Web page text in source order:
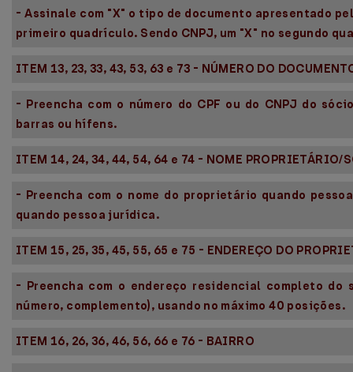
- Assinale com "X" o tipo de documento apresentado
primeiro quadrículo. Sendo CNPJ, um "X" no segundo
ITEM 13, 23, 33, 43, 53, 63 e 73 - NÚMERO DO
- Preencha com o número do CPF ou do CNPJ do
barras ou hífens.
ITEM 14, 24, 34, 44, 54, 64 e 74 - NOME PROPRIETÁRIO/
- Preencha com o nome do proprietário quando
quando pessoa jurídica.
ITEM 15, 25, 35, 45, 55, 65 e 75 - ENDEREÇO DO
- Preencha com o endereço residencial completo do
número, complemento), usando no máximo 40 posições.
ITEM 16, 26, 36, 46, 56, 66 e 76 - BAIRRO